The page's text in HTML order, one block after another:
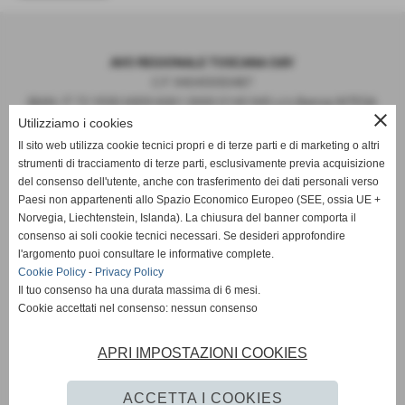
AVO REGIONALE TOSCANA OdV
IBAN: IT 72 Y030 6909 6061 0000 0143 945 c/o Banca iNTESA
Numero di Repertorio 68957 Registro Unico Nazionale del Terzo
Settore
Sede legale Via Malcontenti 6 – Firenze
Sede operativa c/o AVO Firenze
mail: avotoscana.segreteria@gmail.com PEC
avotoscana@postace.it
www.avotoscana.it
Tel. Fax 055 2344567(A.V.O. Firenze) Cell. Presidente
Privacy Policy -Cookie Policy
L’Associazione non ha i requisiti di accessibilità previsti dal D.
close
Utilizziamo i cookies
Il sito web utilizza cookie tecnici propri e di terze parti e di marketing o altri
strumenti di tracciamento di terze parti, esclusivamente previa acquisizione
del consenso dell'utente, anche con trasferimento dei dati personali verso
Paesi non appartenenti allo Spazio Economico Europeo (SEE, ossia UE +
Norvegia, Liechtenstein, Islanda). La chiusura del banner comporta il
consenso ai soli cookie tecnici necessari. Se desideri approfondire
l'argomento puoi consultare le informative complete.
Cookie Policy - Privacy Policy
Il tuo consenso ha una durata massima di 6 mesi.
Cookie accettati nel consenso: nessun consenso
APRI IMPOSTAZIONI COOKIES
ACCETTA I COOKIES